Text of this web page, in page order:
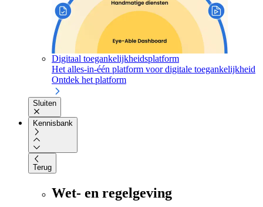
Digitaal toegankelijkheidsplatform
Het alles-in-één platform voor digitale toegankelijkheid
Ontdek het platform
Sluiten
Kennisbank
Terug
Wet- en regelgeving